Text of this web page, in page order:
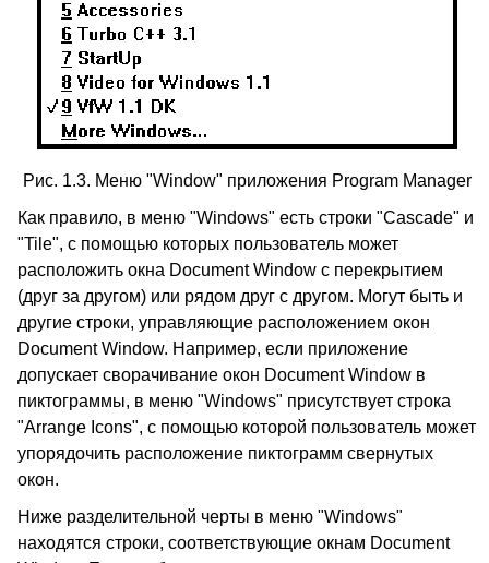
Рис. 1.3. Меню "Window" приложения Program Manager
Как правило, в меню "Windows" есть строки "Cascade" и
"Tile", с помощью которых пользователь может
расположить окна Document Window с перекрытием
(друг за другом) или рядом друг с другом. Могут быть и
другие строки, управляющие расположением окон
Document Window. Например, если приложение
допускает сворачивание окон Document Window в
пиктограммы, в меню "Windows" присутствует строка
"Arrange Icons", с помощью которой пользователь может
упорядочить расположение пиктограмм свернутых
окон.
Ниже разделительной черты в меню "Windows"
находятся строки, соответствующие окнам Document